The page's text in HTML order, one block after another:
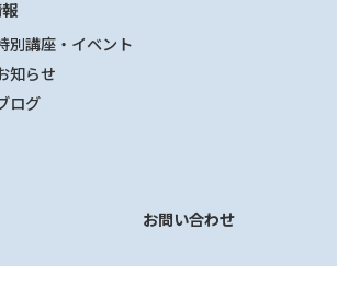
別講座・イベント
知らせ
ログ
お問い合わせ